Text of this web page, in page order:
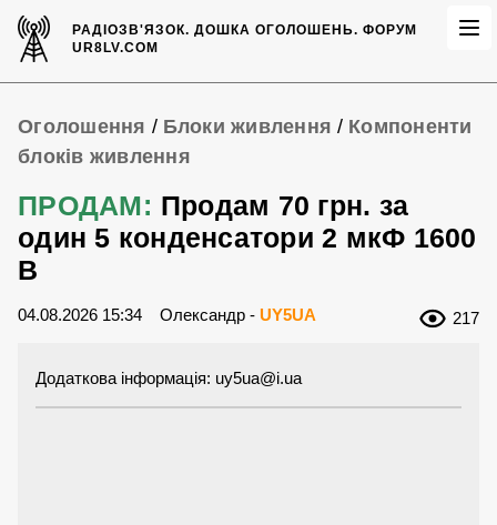
РАДІОЗВ'ЯЗОК.ДОШКА ОГОЛОШЕНЬ. ФОРУМ
UR8LV.COM
Оголошення / Блоки живлення / Компоненти
блоків живлення
ПРОДАМ: Продам 70 грн. за
один 5 конденсатори 2 мкФ 1600
В
04.08.2026 15:34 Олександр - UY5UA 217
Додаткова інформація: uy5ua@i.ua